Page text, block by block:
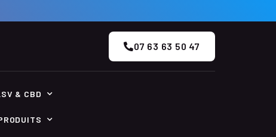
07 63 63 50 47
& CBD